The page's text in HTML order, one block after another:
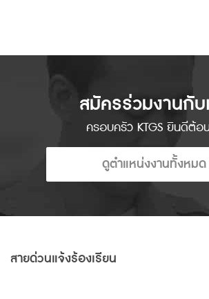
สมัครร่วมงานกับ
ครอบครัว KTGS ยินดีต้อ
ดูตำแหน่งงานทั้งหมด
สายด่วนแจ้งร้องเรียน